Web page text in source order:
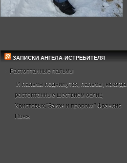
ЗАПИСКИ АНГЕЛА-ИСТРЕБИТЕЛЯ
Растоптанные пальмы
И пальмы поднимутся, пальмы, некогда
растоптанные шествием ослиц
Христовых."Закон и пророки" Франсис
Понж